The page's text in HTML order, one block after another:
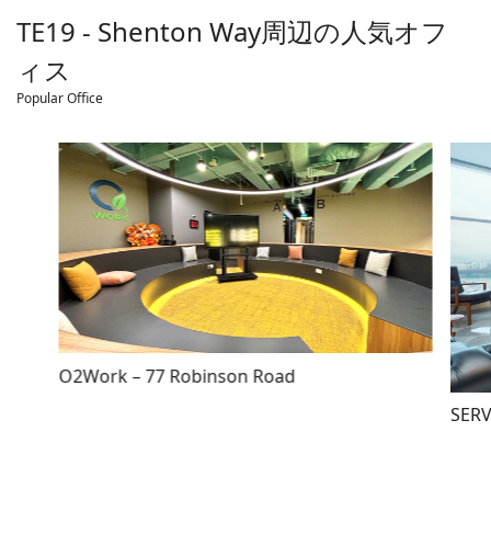
TE19 - Shenton Way周辺の人気オフ
ィス
Popular Office
O2Work – 77 Robinson Road